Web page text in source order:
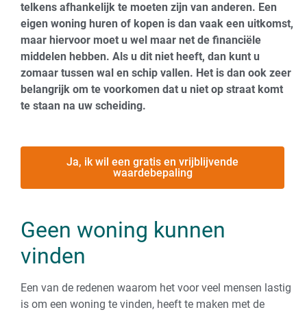
telkens afhankelijk te moeten zijn van anderen. Een
eigen woning huren of kopen is dan vaak een uitkomst,
maar hiervoor moet u wel maar net de financiële
middelen hebben. Als u dit niet heeft, dan kunt u
zomaar tussen wal en schip vallen. Het is dan ook zeer
belangrijk om te voorkomen dat u niet op straat komt
te staan na uw scheiding.
Ja, ik wil een gratis en vrijblijvende
waardebepaling
Geen woning kunnen
vinden
Een van de redenen waarom het voor veel mensen lastig
is om een woning te vinden, heeft te maken met de